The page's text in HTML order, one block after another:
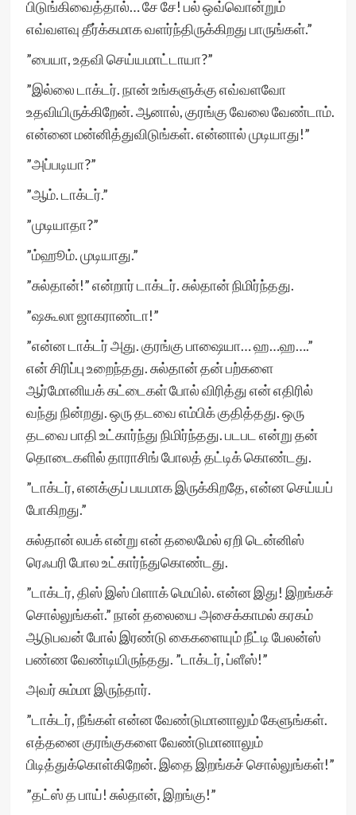
பிடுங்கிவைத்தால்… சே சே! பல் ஒவ்வொன்றும்
எவ்வளவு தீர்க்கமாக வளர்ந்திருக்கிறது பாருங்கள்.”
”பையா, உதவி செய்யமாட்டாயா?”
”இல்லை டாக்டர். நான் உங்களுக்கு எவ்வளவோ
உதவியிருக்கிறேன். ஆனால், குரங்கு வேலை வேண்டாம்.
என்னை மன்னித்துவிடுங்கள். என்னால் முடியாது!”
”அப்படியா?”
”ஆம். டாக்டர்.”
”முடியாதா?”
”ம்ஹூம். முடியாது.”
”சுல்தான்!” என்றார் டாக்டர். சுல்தான் நிமிர்ந்தது.
”ஷகூலா ஜாகராண்டா!”
”என்ன டாக்டர் அது. குரங்கு பாஷையா… ஹ…ஹ….”
என் சிரிப்பு உறைந்தது. சுல்தான் தன் பற்களை
ஆர்மோனியக் கட்டைகள் போல் விரித்து என் எதிரில்
வந்து நின்றது. ஒரு தடவை எம்பிக் குதித்தது. ஒரு
தடவை பாதி உட்கார்ந்து நிமிர்ந்தது. படபட என்று தன்
தொடைகளில் தாராசிங் போலத் தட்டிக் கொண்டது.
”டாக்டர், எனக்குப் பயமாக இருக்கிறதே, என்ன செய்யப்
போகிறது.”
சுல்தான் லபக் என்று என் தலைமேல் ஏறி டென்னிஸ்
ரெஃபரி போல உட்கார்ந்துகொண்டது.
”டாக்டர், திஸ் இஸ் பிளாக் மெயில். என்ன இது! இறங்கச்
சொல்லுங்கள்.” நான் தலையை அசைக்காமல் கரகம்
ஆடுபவன் போல் இரண்டு கைகளையும் நீட்டி பேலன்ஸ்
பண்ண வேண்டியிருந்தது. ”டாக்டர், ப்ளீஸ்!”
அவர் சும்மா இருந்தார்.
”டாக்டர், நீங்கள் என்ன வேண்டுமானாலும் கேளுங்கள்.
எத்தனை குரங்குகளை வேண்டுமானாலும்
பிடித்துக்கொள்கிறேன். இதை இறங்கச் சொல்லுங்கள்!”
”தட்ஸ் த பாய்! சுல்தான், இறங்கு!”